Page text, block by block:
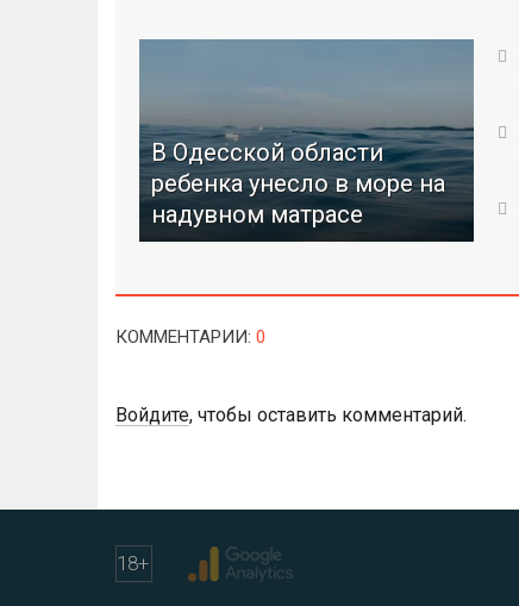
В Одесской области
ребенка унесло в море на
надувном матрасе
КОММЕНТАРИИ: 0
Войдите, чтобы оставить комментарий.
18+